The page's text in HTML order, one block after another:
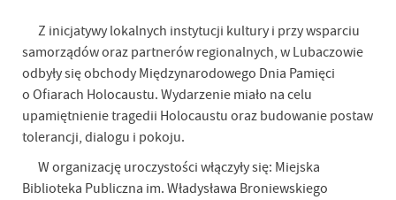
Z inicjatywy lokalnych instytucji kultury i przy wsparciu
samorządów oraz partnerów regionalnych, w Lubaczowie
odbyły się obchody Międzynarodowego Dnia Pamięci
o Ofiarach Holocaustu. Wydarzenie miało na celu
upamiętnienie tragedii Holocaustu oraz budowanie postaw
tolerancji, dialogu i pokoju.
W organizację uroczystości włączyły się: Miejska
Biblioteka Publiczna im. Władysława Broniewskiego